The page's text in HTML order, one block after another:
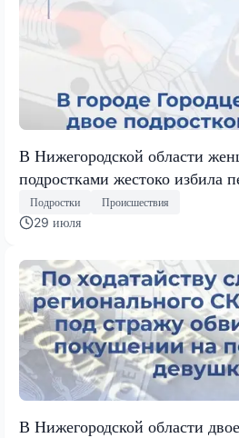
В Нижегородской области
подростками жестоко избила
Подростки Происшествия
29 июля
В Нижегородской области